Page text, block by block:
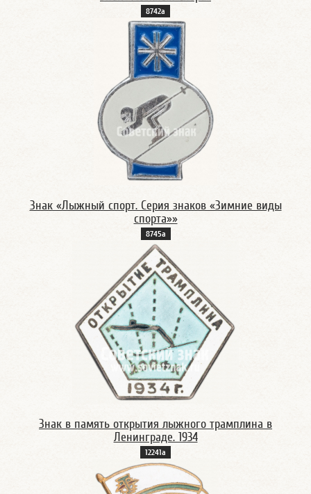
8742а
Знак «Лыжный спорт. Серия знаков «Зимние виды
спорта»»
8745а
Знак в память открытия лыжного трамплина в
Ленинграде. 1934
12241а